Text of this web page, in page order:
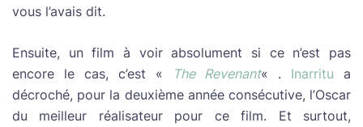
vous l’avais dit.
Ensuite, un film à voir absolument si ce n’est pas
encore le cas, c’est «
The Revenant« . Inarritu a
décroché, pour la deuxième année consécutive, l’Oscar
du meilleur réalisateur pour ce film. Et surtout,